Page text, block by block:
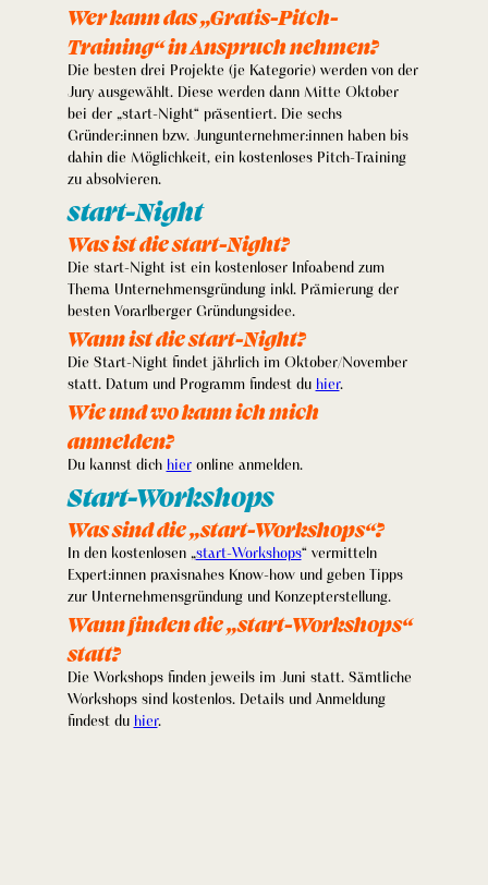
Wer kann das „Gratis-Pitch-
Training“ in Anspruch nehmen?
Die besten drei Projekte (je Kategorie) werden von der
Jury ausgewählt. Diese werden dann Mitte Oktober
bei der „start-Night“ präsentiert. Die sechs
Gründer:innen bzw. Jungunternehmer:innen haben bis
dahin die Möglichkeit, ein kostenloses Pitch-Training
zu absolvieren.
start-Night
Was ist die start-Night?
Die start-Night ist ein kostenloser Infoabend zum
Thema Unternehmensgründung inkl. Prämierung der
besten Vorarlberger Gründungsidee.
Wann ist die start-Night?
Die Start-Night findet jährlich im Oktober/November
statt. Datum und Programm findest du hier.
Wie und wo kann ich mich
anmelden?
Du kannst dich hieronline anmelden.
Start-Workshops
Was sind die „start-Workshops“?
In den kostenlosen „start-Workshops“ vermitteln
Expert:innen praxisnahes Know-how und geben Tipps
zur Unternehmensgründung und Konzepterstellung.
Wann finden die „start-Workshops“
statt?
Die Workshops finden jeweils im Juni statt. Sämtliche
Workshops sind kostenlos. Details und Anmeldung
findest du hier.